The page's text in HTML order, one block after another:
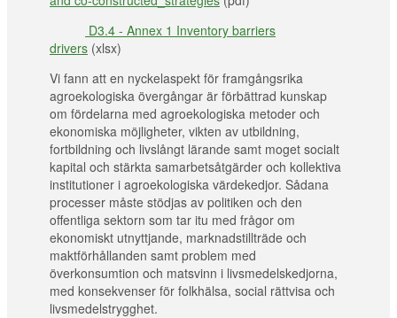
D3.4 - Annex 1 Inventory barriers
drivers (xlsx)
Vi fann att en nyckelaspekt för framgångsrika
agroekologiska övergångar är förbättrad kunskap
om fördelarna med agroekologiska metoder och
ekonomiska möjligheter, vikten av utbildning,
fortbildning och livslångt lärande samt moget socialt
kapital och stärkta samarbetsåtgärder och kollektiva
institutioner i agroekologiska värdekedjor. Sådana
processer måste stödjas av politiken och den
offentliga sektorn som tar itu med frågor om
ekonomiskt utnyttjande, marknadstillträde och
maktförhållanden samt problem med
överkonsumtion och matsvinn i livsmedelskedjorna,
med konsekvenser för folkhälsa, social rättvisa och
livsmedelstrygghet.